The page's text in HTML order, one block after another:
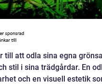
till att odla sina egna
stil i sina trädgårdar. En
och en visuell estetik